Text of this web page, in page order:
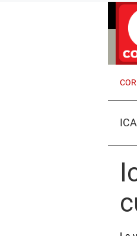
ICA